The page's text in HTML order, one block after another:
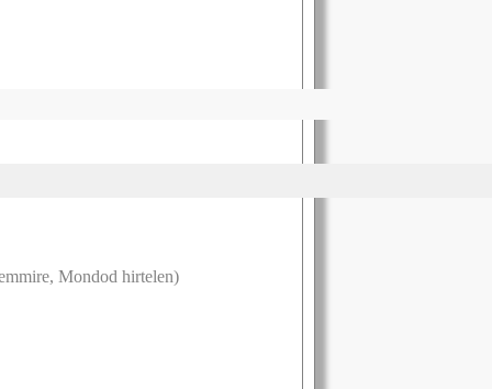
Mondod hirtelen)